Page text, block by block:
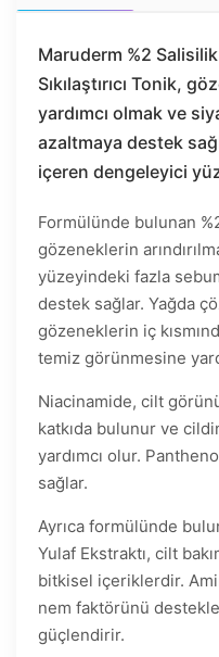
Maruderm %2
Sıkılaştırıcı Tonik,
yardımcı olmak ve
azaltmaya destek
içeren dengeleyici
Formülünde bulunan
gözeneklerin
yüzeyindeki fazla
destek sağlar. Yağda
gözeneklerin iç
temiz görünmesine
Niacinamide, cilt
katkıda bulunur ve
yardımcı olur.
sağlar.
Ayrıca formülünde
Yulaf Ekstraktı, cilt
bitkisel içeriklerdir.
nem faktörünü
güçlendirir.